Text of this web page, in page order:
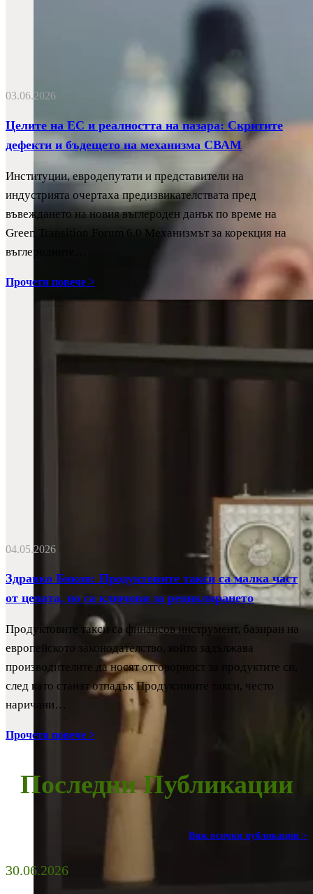
03.06.2026
Целите на ЕС и реалността на пазара: Скритите
дефекти и бъдещето на механизма СВАМ
Институции, евродепутати и представители на
индустрията очертаха предизвикателствата пред
въвеждането на новия въглероден данък по време на
Green Transition Forum 6.0 Механизмът за корекция на
въглеродните…
Прочети повече >
04.05.2026
Здравко Биков: Продуктовите такси са малка част
от цената, но са ключови за рециклирането
Продуктовите такси са финансов инструмент, базиран на
европейското законодателство, който задължава
производителите да носят отговорност за продуктите си,
след като станат отпадък Продуктовите такси, често
наричани…
Прочети повече >
Последни Публикации
Виж всички публикации >
30.06.2026